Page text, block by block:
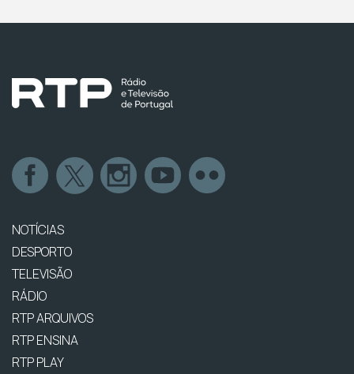
NOTÍCIAS
DESPORTO
TELEVISÃO
RÁDIO
RTP ARQUIVOS
RTP ENSINA
RTP PLAY